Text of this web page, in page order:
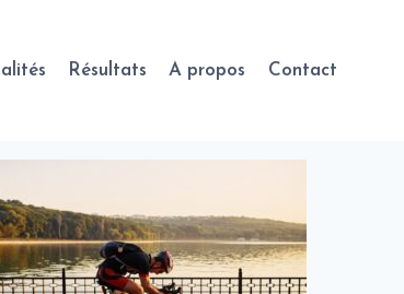
Résultats A propos Contact